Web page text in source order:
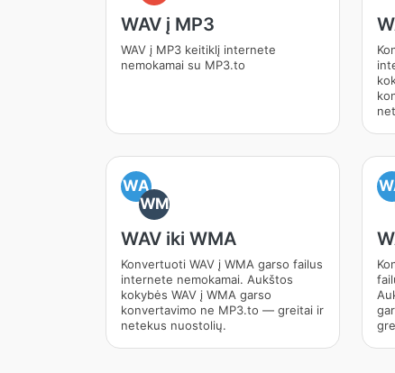
WAV į MP3
WAV į MP3 keitiklį internete
nemokamai su MP3.to
WA
WM
WAV iki WMA
Konvertuoti WAV į WMA garso failus
internete nemokamai. Aukštos
kokybės WAV į WMA garso
konvertavimo ne MP3.to — greitai ir
netekus nuostolių.